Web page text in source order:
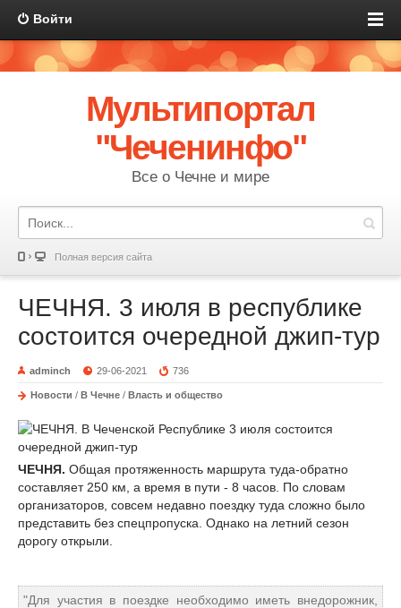
Войти
Мультипортал
"Чеченинфо"
Все о Чечне и мире
Полная версия сайта
ЧЕЧНЯ. 3 июля в республике
состоится очередной джип-тур
adminch 29-06-2021 736
Новости / В Чечне / Власть и общество
ЧЕЧНЯ. Общая протяженность маршрута туда-обратно
составляет 250 км, а время в пути - 8 часов. По словам
организаторов, совсем недавно поездку туда сложно было
представить без спецпропуска. Однако на летний сезон
дорогу открыли.
"Для участия в поездке необходимо иметь внедорожник,